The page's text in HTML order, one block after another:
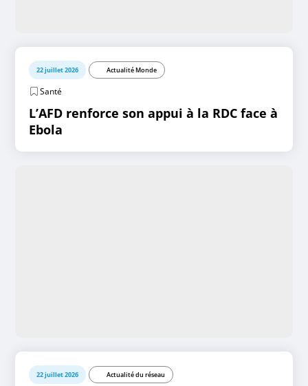
22 juillet 2026 Actualité Monde
Santé
L’AFD renforce son appui à la RDC face à
Ebola
22 juillet 2026 Actualité du réseau